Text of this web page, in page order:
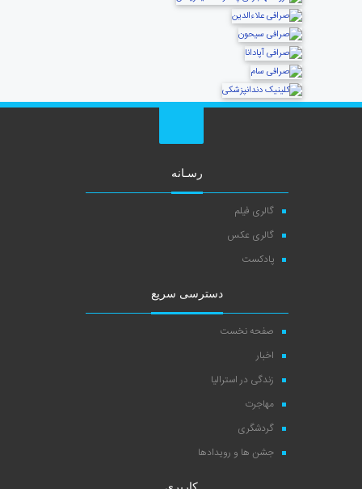
رسـانه
گالری فیلم
گالری عکس
پادکست
دسترسی سریع
صفحه نخست
اخبار
زندگی در استرالیا
مهاجرت
گردشگری
جشن ها و رویدادها